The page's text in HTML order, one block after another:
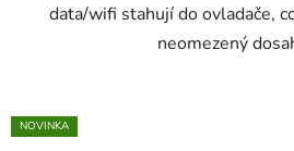
data/wifi stahují do ovladače,
neomezený
NOVINKA